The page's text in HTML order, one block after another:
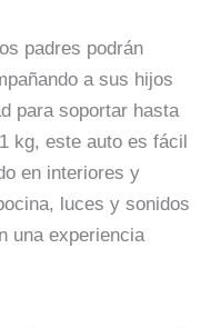
padres podrán
a sus hijos
para soportar hasta
kg, este auto es fácil
en interiores y
luces y sonidos
una experiencia